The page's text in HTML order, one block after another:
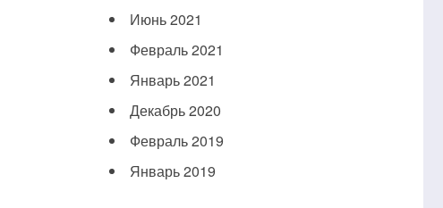
Июнь 2021
Февраль 2021
Январь 2021
Декабрь 2020
Февраль 2019
Январь 2019